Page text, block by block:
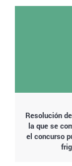
Resolución
la que se
el concurso